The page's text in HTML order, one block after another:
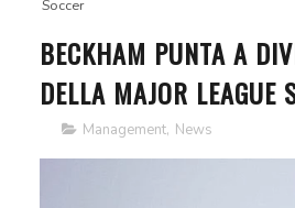
Soccer
BECKHAM PUNTA A
DELLA MAJOR LEAGUE
Management, News